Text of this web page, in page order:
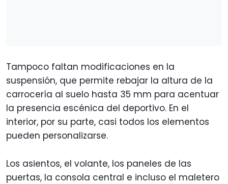
Tampoco faltan modificaciones en la
suspensión, que permite rebajar la altura de la
carrocería al suelo hasta 35 mm para acentuar
la presencia escénica del deportivo. En el
interior, por su parte, casi todos los elementos
pueden personalizarse.
Los asientos, el volante, los paneles de las
puertas, la consola central e incluso el maletero